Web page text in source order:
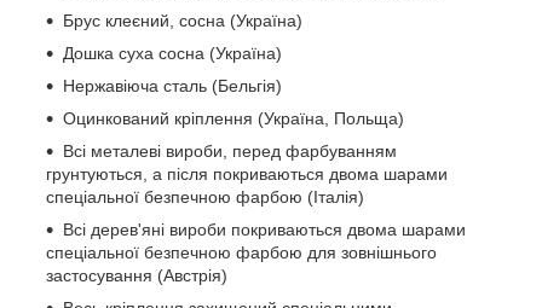
Брус клеєний, сосна (Україна)
Дошка суха сосна (Україна)
Нержавіюча сталь (Бельгія)
Оцинкований кріплення (Україна, Польща)
Всі металеві вироби, перед фарбуванням
грунтуються, а після покриваються двома шарами
спеціальної безпечною фарбою (Італія)
Всі дерев'яні вироби покриваються двома шарами
спеціальної безпечною фарбою для зовнішнього
застосування (Австрія)